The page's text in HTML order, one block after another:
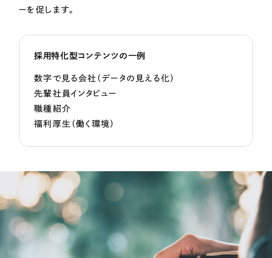
ーを促します。
採用特化型コンテンツの一例
数字で見る会社（データの見える化）
先輩社員インタビュー
職種紹介
福利厚生（働く環境）